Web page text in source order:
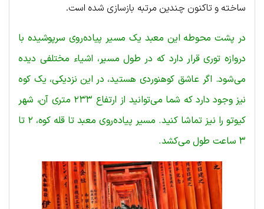
ساخته و تاکنون چندین مرتبه بازسازی شده است.
در پشت محوطه این معبد یک مسیر پیاده‌روی سرپوشیده با
دروازه توری قرار دارد که در طول مسیر، اشیاء مختلفی دیده
می‌شود. اگر عاشق کوهنوردی هستید، در این نزدیکی، یک کوه
نیز وجود دارد که شما می‌توانید از ارتفاع ۲۳۳ متری آن، شهر
کیوتو را نیز تماشا کنید. مسیر پیاده‌روی معبد تا قله کوه، ۲ تا
۳ ساعت طول می‌کشد.